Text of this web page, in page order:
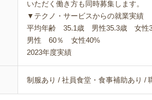
いただく働き方も同時募集します。
▼テクノ・サービスからの就業実績
平均年齢 35.1歳 男性35.3歳 女性
男性 60％ 女性40%
2023年度実績
制服あり / 社員食堂・食事補助あり /